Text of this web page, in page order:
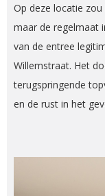
Op deze locatie
maar de regelmaat
van de entree
Willemstraat. Het
terugspringende
en de rust in het